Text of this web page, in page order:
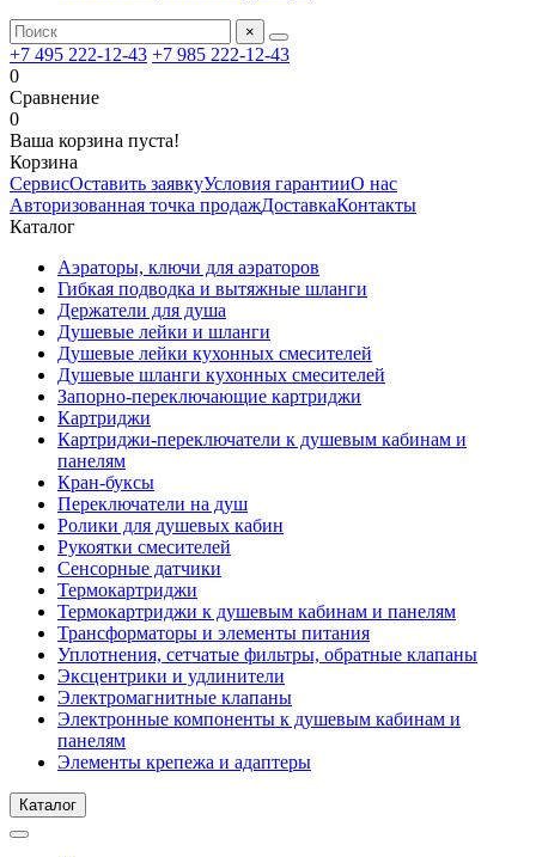
×
+7 495 222-12-43 +7 985 222-12-43
0
Сравнение
0
Ваша корзина пуста!
Корзина
СервисОставить заявкуУсловия гарантииО нас
Авторизованная точка продажДоставкаКонтакты
Каталог
Аэраторы, ключи для аэраторов
Гибкая подводка и вытяжные шланги
Держатели для душа
Душевые лейки и шланги
Душевые лейки кухонных смесителей
Душевые шланги кухонных смесителей
Запорно-переключающие картриджи
Картриджи
Картриджи-переключатели к душевым кабинам и
панелям
Кран-буксы
Переключатели на душ
Ролики для душевых кабин
Рукоятки смесителей
Сенсорные датчики
Термокартриджи
Термокартриджи к душевым кабинам и панелям
Трансформаторы и элементы питания
Уплотнения, сетчатые фильтры, обратные клапаны
Эксцентрики и удлинители
Электромагнитные клапаны
Электронные компоненты к душевым кабинам и
панелям
Элементы крепежа и адаптеры
Каталог